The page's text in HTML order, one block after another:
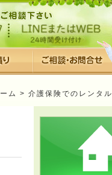
ム > 介護保険でのレンタル